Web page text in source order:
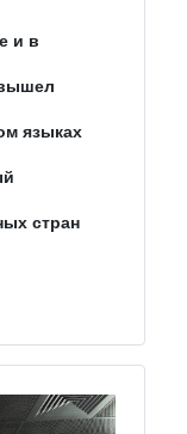
и в
языках
стран